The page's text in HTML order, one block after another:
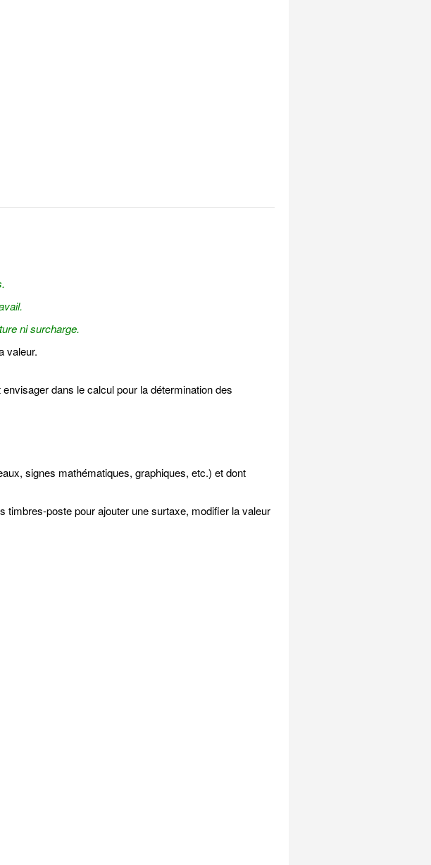
ni surcharge.
valeur.
dans le calcul pour la détermination des
signes mathématiques, graphiques, etc.) et dont
poste pour ajouter une surtaxe, modifier la valeur